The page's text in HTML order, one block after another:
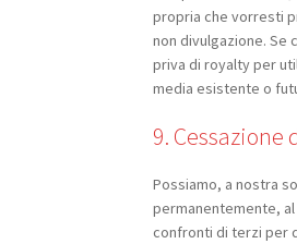
propria che vorresti
non divulgazione. Se
priva di royalty per
media esistente o
9. Cessazione
Possiamo, a nostra
permanentemente,
confronti di terzi per